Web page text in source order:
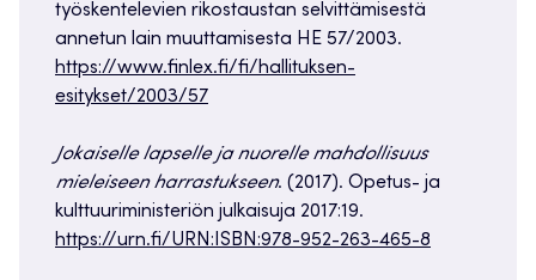
työskentelevien rikostaustan selvittämisestä
annetun lain muuttamisesta HE 57/2003.
https://www.finlex.fi/fi/hallituksen-
esitykset/2003/57
Jokaiselle lapselle ja nuorelle mahdollisuus
mieleiseen harrastukseen. (2017). Opetus- ja
kulttuuriministeriön julkaisuja 2017:19.
https://urn.fi/URN:ISBN:978-952-263-465-8